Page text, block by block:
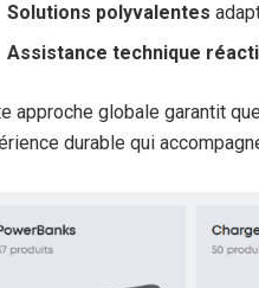
Solutions polyvalentes
Assistance technique
approche globale garantit
durable qui